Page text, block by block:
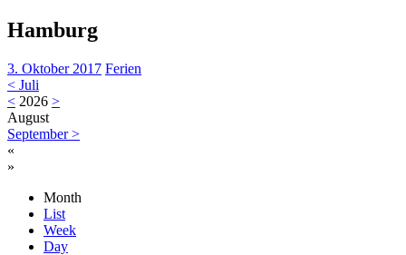
Hamburg
3. Oktober 2017 Ferien
< Juli
< 2026 >
August
September>
«
»
Month
List
Week
Day